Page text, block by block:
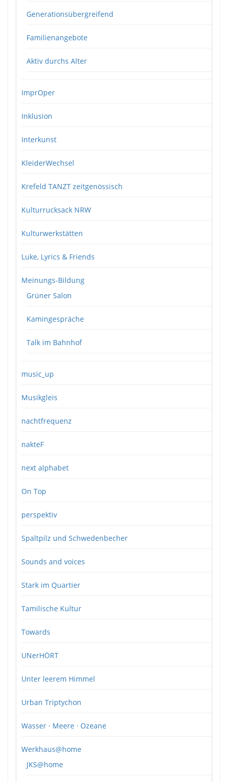
Generationsübergreifend
Familienangebote
Aktiv durchs Alter
ImprOper
Inklusion
Interkunst
KleiderWechsel
Krefeld TANZT zeitgenössisch
Kulturrucksack NRW
Kulturwerkstätten
Luke, Lyrics & Friends
Meinungs-Bildung
Grüner Salon
Kamingespräche
Talk im Bahnhof
music_up
Musikgleis
nachtfrequenz
nakteF
next alphabet
On Top
perspektiv
Spaltpilz und Schwedenbecher
Sounds and voices
Stark im Quartier
Tamilische Kultur
Towards
UNerHÖRT
Unter leerem Himmel
Urban Triptychon
Wasser · Meere · Ozeane
Werkhaus@home
JKS@home